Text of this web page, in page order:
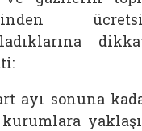
ayı sonuna